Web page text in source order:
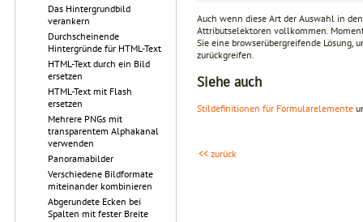
Das Hintergrundbild
verankern
Durchscheinende
Hintergründe für HTML-Text
HTML-Text durch ein Bild
ersetzen
HTML-Text mit Flash
ersetzen
Mehrere PNGs mit
transparentem Alphakanal
verwenden
Panoramabilder
Verschiedene Bildformate
miteinander kombinieren
Abgerundete Ecken bei
Spalten mit fester Breite
Auch wenn diese Art der Auswahl in
Attributselektoren vollkommen.
Sie eine browserübergreifende Lösung,
zurückgreifen.
Siehe auch
Stildefinitionen für Formularelemente
<< zurück